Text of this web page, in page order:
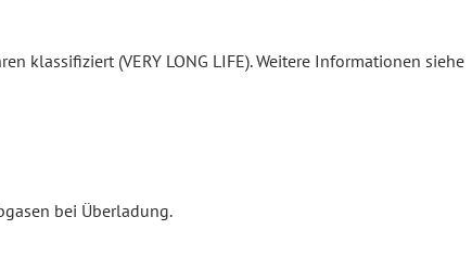
klassifiziert (VERY LONG LIFE). Weitere Informationen siehe
bei Überladung.